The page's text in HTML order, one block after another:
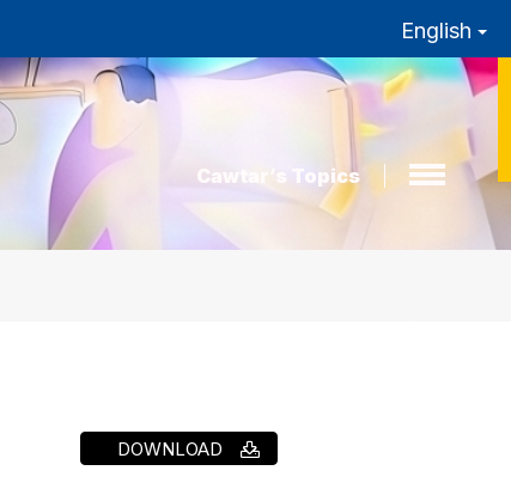
English
Cawtar’s Topics
DOWNLOAD